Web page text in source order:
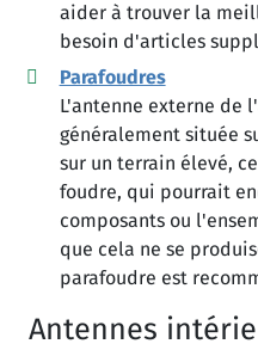
aider à trouver la
besoin d'articles
Parafoudres
L'antenne externe de
généralement située
sur un terrain élevé,
foudre, qui pourrait
composants ou
que cela ne se
parafoudre est
Antennes